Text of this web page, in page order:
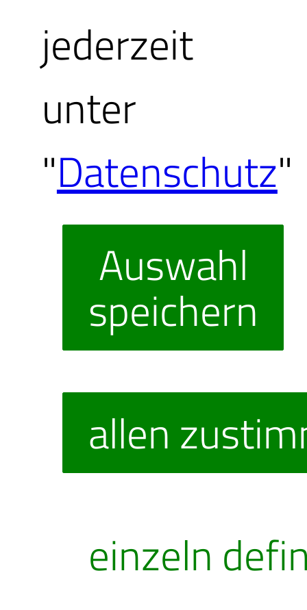
jederzeit
unter
"Datenschutz"
Auswahl
speichern
allen
einzeln